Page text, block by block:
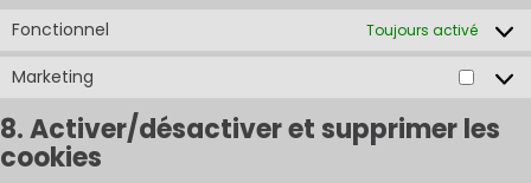
Fonctionnel Toujours activé
Marketing
8. Activer/désactiver et supprimer les
cookies